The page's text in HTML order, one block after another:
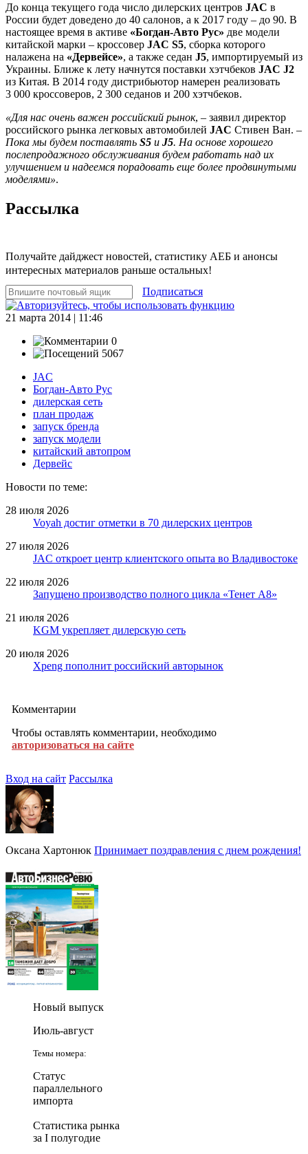
До конца текущего года число дилерских центров JAC в
России будет доведено до 40 салонов, а к 2017 году – до 90. В
настоящее время в активе «Богдан-Авто Рус» две модели
китайской марки – кроссовер JAC S5, сборка которого
налажена на «Дервейсе», а также седан J5, импортируемый из
Украины. Ближе к лету начнутся поставки хэтчбеков JAC J2
из Китая. В 2014 году дистрибьютор намерен реализовать
3 000 кроссоверов, 2 300 седанов и 200 хэтчбеков.
«Для нас очень важен российский рынок, – заявил директор
российского рынка легковых автомобилей JAC Стивен Ван. –
Пока мы будем поставлять S5 и J5. На основе хорошего
послепродажного обслуживания будем работать над их
улучшением и надеемся порадовать еще более продвинутыми
моделями».
Рассылка
Получайте дайджест новостей, статистику АЕБ и анонсы
интересных материалов раньше остальных!
Подписаться
21 марта 2014 | 11:46
0
5067
JAC
Богдан-Авто Рус
дилерская сеть
план продаж
запуск бренда
запуск модели
китайский автопром
Дервейс
Новости по теме:
28 июля 2026
Voyah достиг отметки в 70 дилерских центров
27 июля 2026
JAC откроет центр клиентского опыта во Владивостоке
22 июля 2026
Запущено производство полного цикла «Тенет A8»
21 июля 2026
KGM укрепляет дилерскую сеть
20 июля 2026
Xpeng пополнит российский авторынок
Комментарии
Чтобы оставлять комментарии, необходимо
авторизоваться на сайте
Вход на сайт Рассылка
Оксана Хартонюк Принимает поздравления с днем рождения!
Новый выпуск
Июль-август
Темы номера:
Статус
параллельного
импорта
Статистика рынка
за I полугодие